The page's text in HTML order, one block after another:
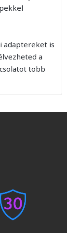
adaptereket is
a
több